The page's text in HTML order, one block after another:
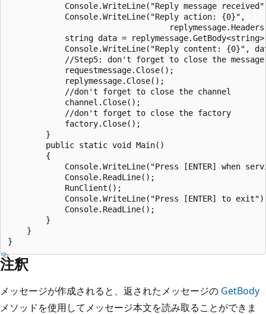
Console.WriteLine("Reply message
            Console.WriteLine("Reply action: {0}",
string data =
Console.WriteLine("Reply content: {0}",
            //Step5: don't forget to close the message
            requestmessage.Close();
            replymessage.Close();
            //don't forget to close the channel
            channel.Close();
            //don't forget to close the factory
            factory.Close();
        }
        public static void Main()
        {
Console.WriteLine("Press [ENTER] when
            Console.ReadLine();
            RunClient();
Console.WriteLine("Press [ENTER] to
            Console.ReadLine();
        }
    }
注釈
メッセージが作成されると、返されたメッセージの GetBody
メソッドを使用してメッセージ本文を読み取ることができま